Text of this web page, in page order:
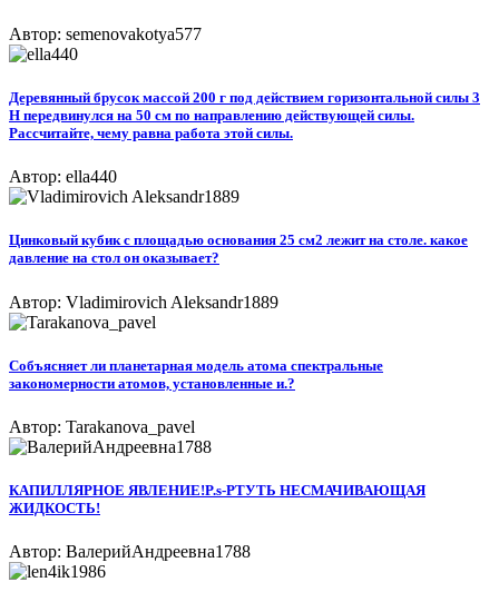
Автор: semenovakotya577
Деревянный брусок массой 200 г под действием горизонтальной силы 3
Н передвинулся на 50 см по направлению действующей силы.
Рассчитайте, чему равна работа этой силы.
Автор: ella440
Цинковый кубик с площадью основания 25 см2 лежит на столе. какое
давление на стол он оказывает?
Автор: Vladimirovich Aleksandr1889
Собъясняет ли планетарная модель атома спектральные
закономерности атомов, установленные и.?
Автор: Tarakanova_pavel
КАПИЛЛЯРНОЕ ЯВЛЕНИЕ!P.s-РТУТЬ НЕСМАЧИВАЮЩАЯ
ЖИДКОСТЬ!​
Автор: ВалерийАндреевна1788